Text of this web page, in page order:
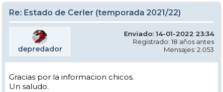
Re: Estado de Cerler (temporada 2021/22)
depredador
Enviado: 14-01-2022 23:34
Registrado: 18 años antes
Mensajes: 2.053
Gracias por la informacion chicos.
Un saludo.